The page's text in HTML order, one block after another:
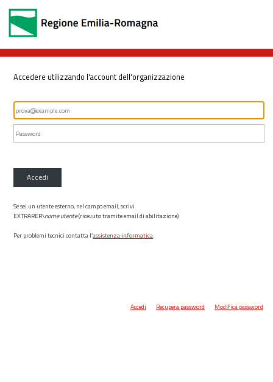
Accedere utilizzando l'account dell'organizzazione
Accedi
Se sei un utente esterno, nel campo email, scrivi
EXTRARER\nome utente(ricevuto tramite email di abilitazione)
Per problemi tecnici contatta l’assistenza informatica.
Accedi Recupera password Modifica password